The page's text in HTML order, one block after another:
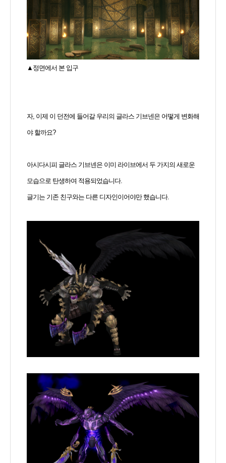
▲정면에서 본 입구
자, 이제 이 던전에 들어갈 우리의 글라스 기브넨은 어떻게 변화해
야 할까요?
아시다시피 글라스 기브넨은 이미 라이브에서 두 가지의 새로운
모습으로 탄생하여 적용되었습니다.
글기는 기존 친구와는 다른 디자인이어야만 했습니다.